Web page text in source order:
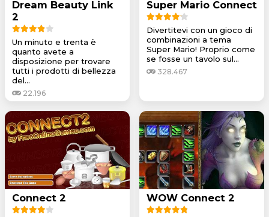
Dream Beauty Link
2
Un minuto e trenta è
quanto avete a
disposizione per trovare
tutti i prodotti di bellezza
del...
22.196
Super Mario Connect
Divertitevi con un gioco di
combinazioni a tema
Super Mario! Proprio come
se fosse un tavolo sul...
328.467
Connect 2 WOW Connect 2